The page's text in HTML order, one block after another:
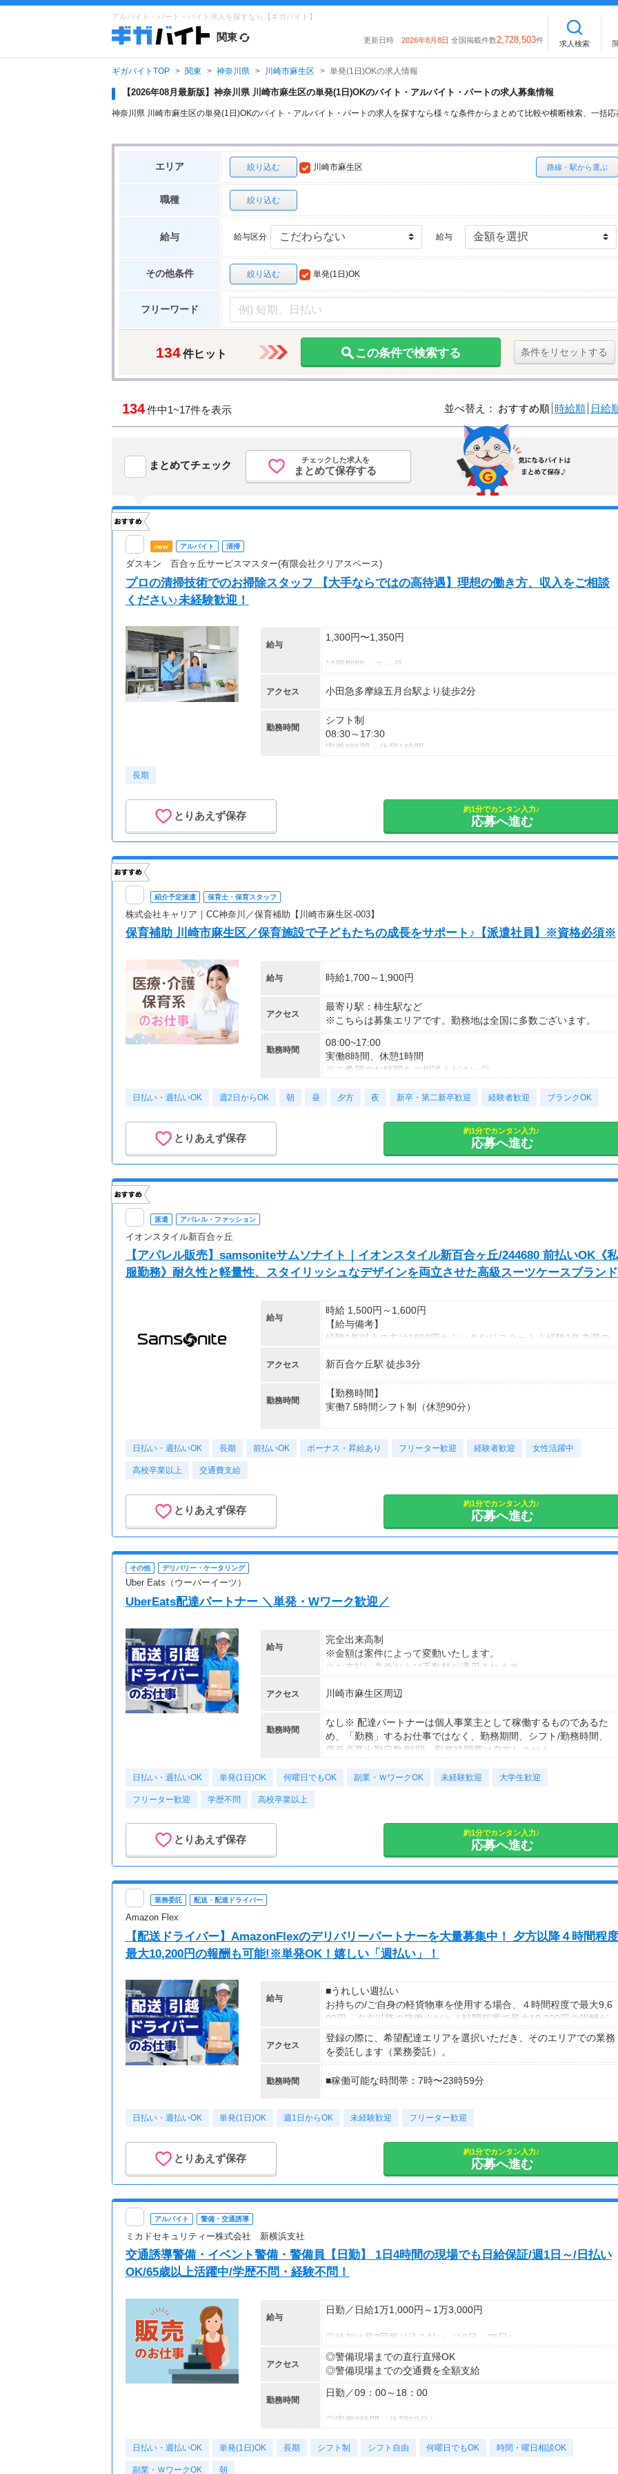
アルバイト・パート・バイト求人を探すなら【ギガバイト】
関東 更新日時 2026年8月8日 全国掲載件数2,728,503件 求人検索
ギガバイトTOP 関東 神奈川県 川崎市麻生区 単発(1日)OKの求人情報
【2026年08月最新版】神奈川県 川崎市麻生区の単発(1日)OKのバイト・アルバイト・パートの求人募集情報
神奈川県 川崎市麻生区の単発(1日)OKのバイト・アルバイト・パートの求人を探すなら様々な条件からまとめて比較や横断検索、一括
エリア 絞り込む 路線・駅から選ぶ
川崎市麻生区
職種 絞り込む
給与 給与区分 給与
その他条件 絞り込む 単発(1日)OK
フリーワード
134件ヒット この条件で検索する 条件をリセットする
134件中1~17件を表示 並べ替え： おすすめ順 時給順 日給
まとめてチェック チェックした求人を
まとめて保存する
new アルバイト 清掃
ダスキン 百合ヶ丘サービスマスター(有限会社クリアスペース)
プロの清掃技術でのお掃除スタッフ 【大手ならではの高待遇】理想の働き方、収入をご相談
ください♪未経験歓迎！
給与
1,300円〜1,350円
試用期間：３ヶ月
アクセス 小田急多摩線五月台駅より徒歩2分
勤務時間
シフト制
08:30～17:30
実働8時間・休憩1時間
長期
とりあえず保存
約1分でカンタン入力♪
応募へ進む
紹介予定派遣 保育士・保育スタッフ
株式会社キャリア｜CC神奈川／保育補助【川崎市麻生区-003】
保育補助 川崎市麻生区／保育施設で子どもたちの成長をサポート♪【派遣社員】※資格必須※
給与 時給1,700～1,900円
アクセス
最寄り駅：柿生駅など
※こちらは募集エリアです。勤務地は全国に多数ございます。
勤務時間
08:00~17:00
実働8時間、休憩1時間
※ご希望のお時間をご相談ください◎
■契約期間：2ヶ月以上
日払い・週払いOK 週2日からOK 朝 昼 夕方 夜 新卒・第二新卒歓迎 経験者歓迎 ブランクOK
とりあえず保存
約1分でカンタン入力♪
応募へ進む
派遣 アパレル・ファッション
イオンスタイル新百合ヶ丘
【アパレル販売】samsoniteサムソナイト｜イオンスタイル新百合ヶ丘/244680 前払いOK《私
服勤務》耐久性と軽量性、スタイリッシュなデザインを両立させた高級スーツケースブランド
給与
時給 1,500円～1,600円
【給与備考】
経験1年以上の方は1600円からいきなりスタート！経験1年未満の
◆月収例
23万6千円～25万2千円＋残業手当
【前払い制度あり】
アクセス 新百合ケ丘駅 徒歩3分
勤務時間
【勤務時間】
実働7.5時間シフト制（休憩90分）
週休2日シフト制
日払い・週払いOK 長期 前払いOK ボーナス・昇給あり フリーター歓迎 経験者歓迎 女性活躍中
高校卒業以上 交通費支給
とりあえず保存
約1分でカンタン入力♪
応募へ進む
その他 デリバリー・ケータリング
Uber Eats（ウーバーイーツ）
UberEats配達パートナー ＼単発・Wワーク歓迎／
給与
完全出来高制
※金額は案件によって変動いたします。
※お支払い条件および手数料が適用されます
アクセス 川崎市麻生区周辺
勤務時間
なし※ 配達パートナーは個人事業主として稼働するものであるた
め、「勤務」するお仕事ではなく、勤務期間、シフト/勤務時間、
最低必要出勤日数/時間、勤務時間帯は存在しません。
日払い・週払いOK 単発(1日)OK 何曜日でもOK 副業・ＷワークOK 未経験歓迎 大学生歓迎
フリーター歓迎 学歴不問 高校卒業以上
とりあえず保存
約1分でカンタン入力♪
応募へ進む
業務委託 配送・配達ドライバー
Amazon Flex
【配送ドライバー】AmazonFlexのデリバリーパートナーを大量募集中！ 夕方以降４時間程度
最大10,200円の報酬も可能!※単発OK！嬉しい「週払い」！
給与
■うれしい週払い
お持ちの/ご自身の軽貨物車を使用する場合、４時間程度で最大9,6
00円。夕方以降の稼働※だと４時間程度で最大10,200円の報酬が
獲得可能！給与ではなく、委託業務に応じた報酬をお支払いする業
務委託のお仕事です。うれしい週払い。
※関東圏4-6月に１8時以降稼働した場合を想定。地域により異な
ります
※報酬は規約にしたがい配達完了の15日後に支払いますが、可能
な場合は、より早く、週払いで前週稼働分をお支払いします。
登録の際に、希望配達エリアを選択いただき、そのエリアでの業務
アクセス
登録の際に、希望配達エリアを選択いただき、そのエリアでの業務
を委託します（業務委託）。
勤務時間 ■稼働可能な時間帯：7時〜23時59分
日払い・週払いOK 単発(1日)OK 週1日からOK 未経験歓迎 フリーター歓迎
とりあえず保存
約1分でカンタン入力♪
応募へ進む
アルバイト 警備・交通誘導
ミカドセキュリティー株式会社 新横浜支社
交通誘導警備・イベント警備・警備員【日勤】 1日4時間の現場でも日給保証/週1日～/日払い
OK/65歳以上活躍中/学歴不問・経験不問！
給与
日勤／日給1万1,000円～1万3,000円
◎給与は月2回振り込み払い（10日・25日）
◎日払い制度の利用も可能（規定あり）
◎有資格者は日給+2,000円（一般路線は+1,000円）
◎資格取得費用は当社全額負担
65～69歳：日勤／日給1万800円
アクセス
◎警備現場までの直行直帰OK
◎警備現場までの交通費を全額支給
勤務時間
日勤／09：00～18：00
◎実働8時間（休憩60分）
◎週5日のレギュラーワークOK
日払い・週払いOK 単発(1日)OK 長期 シフト制 シフト自由 何曜日でもOK 時間・曜日相談OK
副業・ＷワークOK 朝